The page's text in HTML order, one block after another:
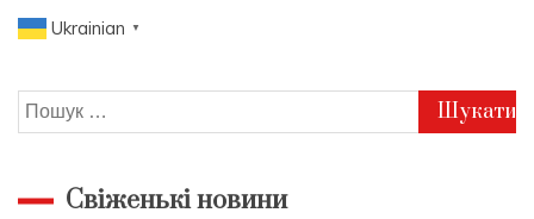
Ukrainian ▼
Пошук:
Свіженькі новини